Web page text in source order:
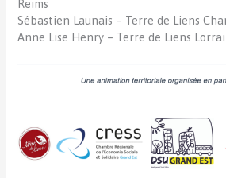
Reims
Sébastien Launais – Terre de Liens
Anne Lise Henry – Terre de Liens